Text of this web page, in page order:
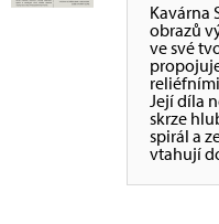
Kavárna
obrazů
ve své
Její díla
skrze
spirál a
vtahují